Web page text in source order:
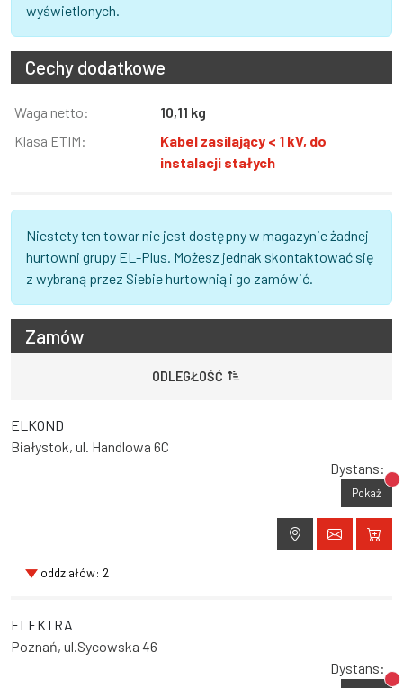
wyświetlonych.
Cechy dodatkowe
Informacja
Wartość
Waga netto:
10,11 kg
Klasa ETIM:
Kabel zasilający < 1 kV, do
instalacji stałych
Niestety ten towar nie jest dostępny w magazynie żadnej
hurtowni grupy EL-Plus. Możesz jednak skontaktować się
z wybraną przez Siebie hurtownią i go zamówić.
Zamów
ODLEGŁOŚĆ
ELKOND
Białystok, ul. Handlowa 6C
Dystans:
Pokaż
oddziałów: 2
ELEKTRA
Poznań, ul.Sycowska 46
Dystans: